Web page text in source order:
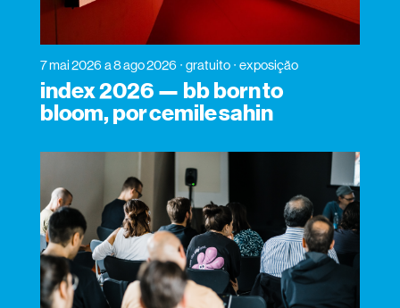
7 mai 2026 a 8 ago 2026 gratuito exposição
index 2026 — bb born to
bloom, por cemile sahin